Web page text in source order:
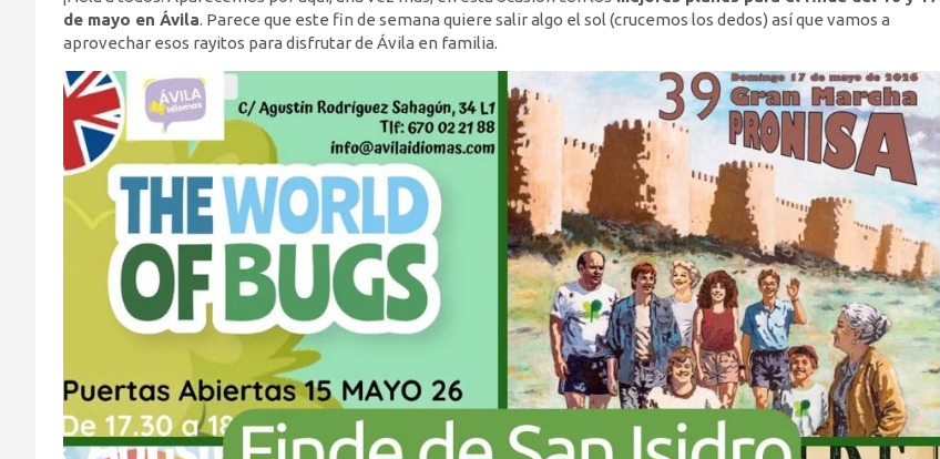
de mayo en Ávila. Parece que este fin de semana quiere salir algo el sol (crucemos los dedos) así que vamos a
aprovechar esos rayitos para disfrutar de Ávila en familia.